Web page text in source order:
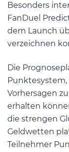
Besonders
FanDuel
dem Launch
verzeichnen
Die
Vorhersagen
erhalten
die strengen
Geldwetten
Teilnehmer